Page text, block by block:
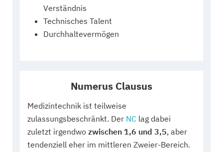
Verständnis
Technisches Talent
Durchhaltevermögen
Numerus Clausus
Medizintechnik ist teilweise
zulassungsbeschränkt. Der NC lag dabei
zuletzt irgendwo zwischen 1,6 und 3,5, aber
tendenziell eher im mittleren Zweier-Bereich.